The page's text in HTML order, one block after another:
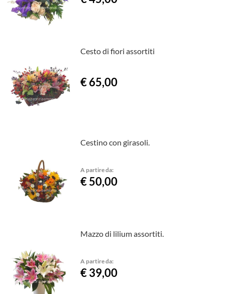
Cesto di fiori assortiti
€ 65,00
Cestino con girasoli.
A partire da:
€ 50,00
Mazzo di lilium assortiti.
A partire da:
€ 39,00